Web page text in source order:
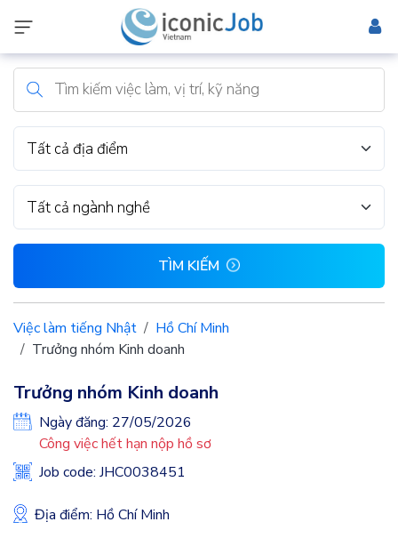
Tất cả địa điểm
Tất cả ngành nghề
TÌM KIẾM
Việc làm tiếng Nhật
Hồ Chí Minh
Trưởng nhóm Kinh doanh
Trưởng nhóm Kinh doanh
Ngày đăng: 27/05/2026
Công việc hết hạn nộp hồ sơ
Job code: JHC0038451
Địa điểm: Hồ Chí Minh